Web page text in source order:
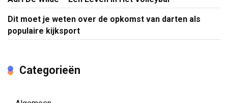
Dit moet je weten over de opkomst van darten als
populaire kijksport
Categorieën